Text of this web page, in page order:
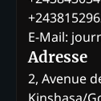
E-Mail:
Adresse
2, Avenue